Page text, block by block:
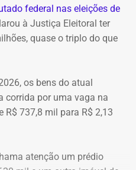
gastos com
de 2026
Total pago Nacional
R$
R$
especial pelo YouTube do
40 militares, 11 viaturas e
federal nas eleições de
à Justiça Eleitoral ter
quase o triplo do que
os bens do atual
corrida por uma vaga na
R$ 737,8 mil para R$ 2,13
atenção um prédio